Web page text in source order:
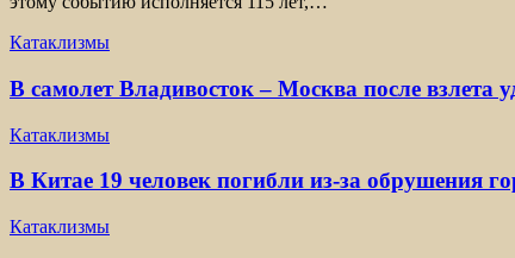
Катаклизмы
В самолет Владивосток – Москва после взлета
Катаклизмы
В Китае 19 человек погибли из-за обрушения
Катаклизмы